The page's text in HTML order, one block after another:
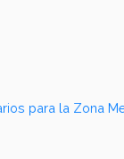
para la Zona